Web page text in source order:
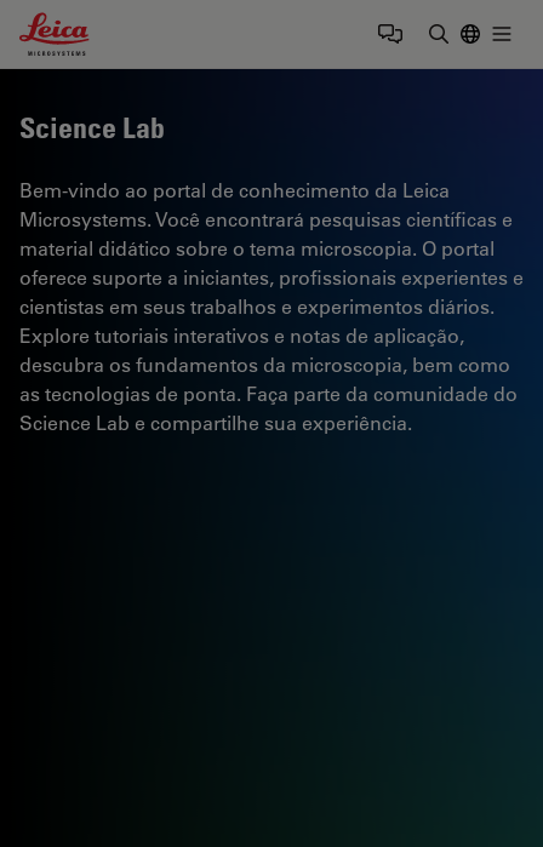
Leica Microsystems Logo
Science Lab
Bem-vindo ao portal de conhecimento da Leica
Microsystems. Você encontrará pesquisas científicas e
material didático sobre o tema microscopia. O portal
oferece suporte a iniciantes, profissionais experientes e
cientistas em seus trabalhos e experimentos diários.
Explore tutoriais interativos e notas de aplicação,
descubra os fundamentos da microscopia, bem como
as tecnologias de ponta. Faça parte da comunidade do
Science Lab e compartilhe sua experiência.